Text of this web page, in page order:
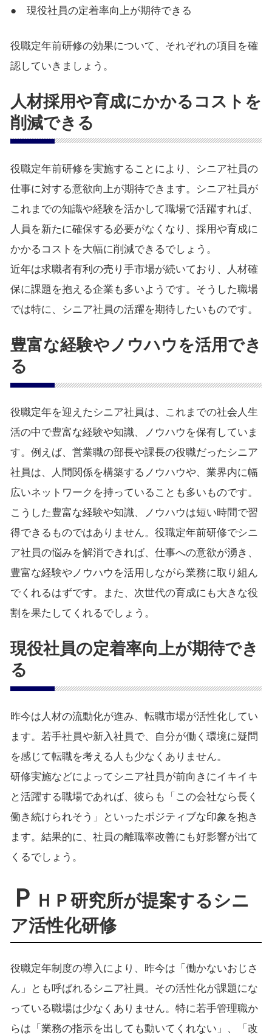
● 現役社員の定着率向上が期待できる
役職定年前研修の効果について、それぞれの項目を確
認していきましょう。
人材採用や育成にかかるコストを
削減できる
役職定年前研修を実施することにより、シニア社員の
仕事に対する意欲向上が期待できます。シニア社員が
これまでの知識や経験を活かして職場で活躍すれば、
人員を新たに確保する必要がなくなり、採用や育成に
かかるコストを大幅に削減できるでしょう。
近年は求職者有利の売り手市場が続いており、人材確
保に課題を抱える企業も多いようです。そうした職場
では特に、シニア社員の活躍を期待したいものです。
豊富な経験やノウハウを活用でき
る
役職定年を迎えたシニア社員は、これまでの社会人生
活の中で豊富な経験や知識、ノウハウを保有していま
す。例えば、営業職の部長や課長の役職だったシニア
社員は、人間関係を構築するノウハウや、業界内に幅
広いネットワークを持っていることも多いものです。
こうした豊富な経験や知識、ノウハウは短い時間で習
得できるものではありません。役職定年前研修でシニ
ア社員の悩みを解消できれば、仕事への意欲が湧き、
豊富な経験やノウハウを活用しながら業務に取り組ん
でくれるはずです。また、次世代の育成にも大きな役
割を果たしてくれるでしょう。
現役社員の定着率向上が期待でき
る
昨今は人材の流動化が進み、転職市場が活性化してい
ます。若手社員や新入社員で、自分が働く環境に疑問
を感じて転職を考える人も少なくありません。
研修実施などによってシニア社員が前向きにイキイキ
と活躍する職場であれば、彼らも「この会社なら長く
働き続けられそう」といったポジティブな印象を抱き
ます。結果的に、社員の離職率改善にも好影響が出て
くるでしょう。
Ｐ ＨＰ研究所が提案するシニ
ア活性化研修
役職定年制度の導入により、昨今は「働かないおじさ
ん」とも呼ばれるシニア社員。その活性化が課題にな
っている職場は少なくありません。特に若手管理職か
らは「業務の指示を出しても動いてくれない」、「改